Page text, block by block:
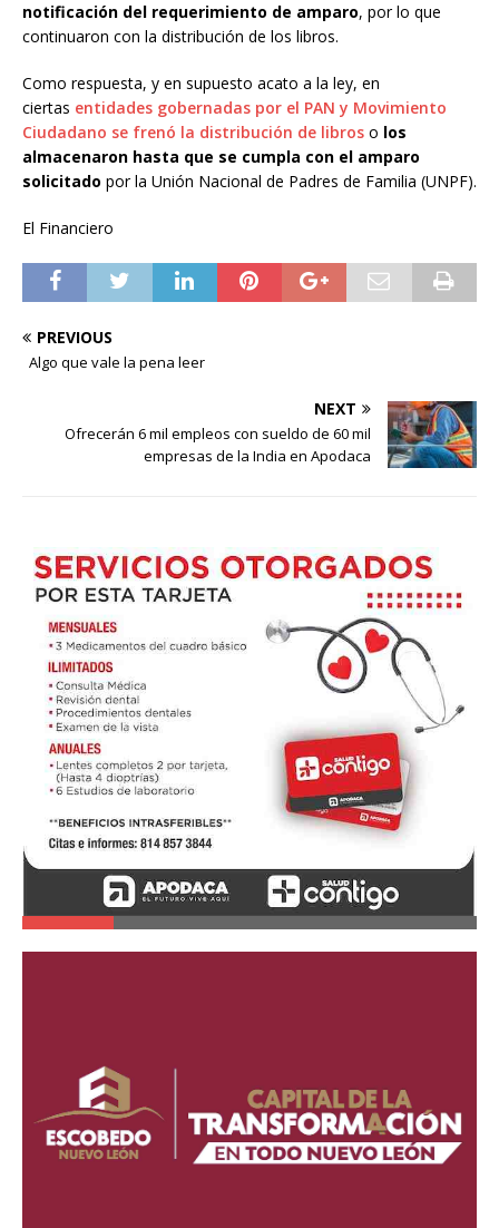
notificación del requerimiento de amparo, por lo que
continuaron con la distribución de los libros.
Como respuesta, y en supuesto acato a la ley, en
ciertas entidades gobernadas por el PAN y Movimiento
Ciudadano se frenó la distribución de libros o los
almacenaron hasta que se cumpla con el amparo
solicitado por la Unión Nacional de Padres de Familia (UNPF).
El Financiero
PREVIOUS
Algo que vale la pena leer
NEXT
Ofrecerán 6 mil empleos con sueldo de 60 mil
empresas de la India en Apodaca